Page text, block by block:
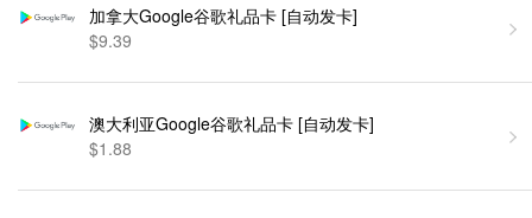
加拿大Google谷歌礼品卡 [自动发卡]
$9.39
澳大利亚Google谷歌礼品卡 [自动发卡]
$1.88